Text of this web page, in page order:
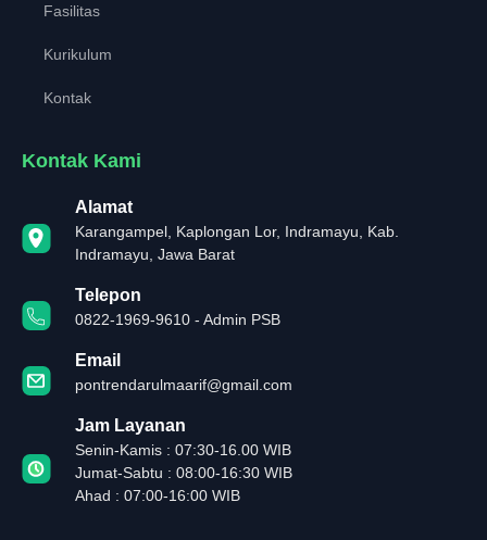
Fasilitas
Kurikulum
Kontak
Kontak Kami
Alamat
Karangampel, Kaplongan Lor, Indramayu, Kab.
Indramayu, Jawa Barat
Telepon
0822-1969-9610 - Admin PSB
Email
pontrendarulmaarif@gmail.com
Jam Layanan
Senin-Kamis : 07:30-16.00 WIB
Jumat-Sabtu : 08:00-16:30 WIB
Ahad : 07:00-16:00 WIB